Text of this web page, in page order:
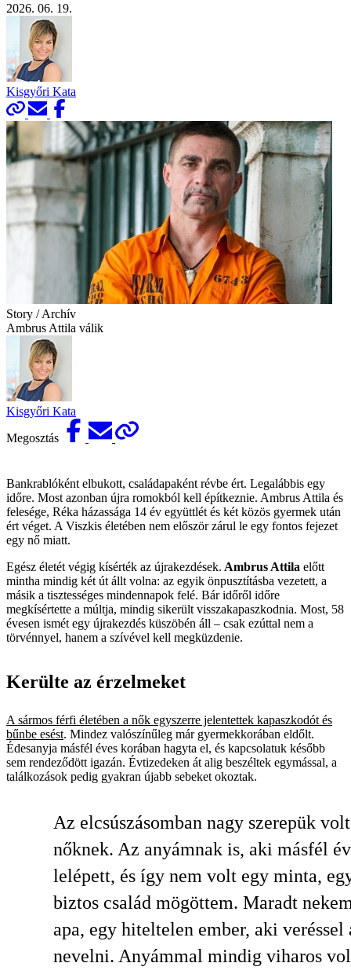
2026. 06. 19.
Kisgyőri Kata
Story / Archív
Ambrus Attila válik
Kisgyőri Kata
Megosztás
Bankrablóként elbukott, családapaként révbe ért. Legalábbis egy
időre. Most azonban újra romokból kell építkeznie. Ambrus Attila és
felesége, Réka házassága 14 év együttlét és két közös gyermek után
ért véget. A Viszkis életében nem először zárul le egy fontos fejezet
egy nő miatt.
Egész életét végig kísérték az újrakezdések. Ambrus Attila előtt
mintha mindig két út állt volna: az egyik önpusztításba vezetett, a
másik a tisztességes mindennapok felé. Bár időről időre
megkísértette a múltja, mindig sikerült visszakapaszkodnia. Most, 58
évesen ismét egy újrakezdés küszöbén áll – csak ezúttal nem a
törvénnyel, hanem a szívével kell megküzdenie.
Kerülte az érzelmeket
A sármos férfi életében a nők egyszerre jelentettek kapaszkodót és
bűnbe esést. Mindez valószínűleg már gyermekkorában eldőlt.
Édesanyja másfél éves korában hagyta el, és kapcsolatuk később
sem rendeződött igazán. Évtizedeken át alig beszéltek egymással, a
találkozások pedig gyakran újabb sebeket okoztak.
Az elcsúszásomban nagy szerepük
nőknek. Az anyámnak is, aki másfél
lelépett, és így nem volt egy minta,
biztos család mögöttem. Maradt
apa, egy hiteltelen ember, aki veréssel
nevelni. Anyámmal mindig viharos